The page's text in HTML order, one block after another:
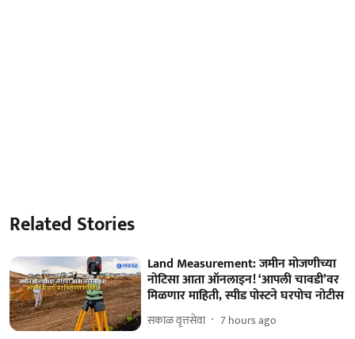
Related Stories
Land Measurement: जमीन मोजणीच्या
नोटिसा आता ऑनलाइन! ‘आपली चावडी’वर
मिळणार माहिती, स्पीड पोस्टने घरपोच नोटीस
सकाळ वृत्तसेवा 7 hours ago